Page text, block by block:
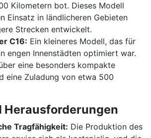
Kilometern bot. Dieses Modell
Einsatz in ländlicheren Gebieten
Strecken entwickelt.
C16: Ein kleineres Modell, das für
engen Innenstädten optimiert war.
eine besonders kompakte
eine Zuladung von etwa 500
Herausforderungen
Tragfähigkeit: Die Produktion des